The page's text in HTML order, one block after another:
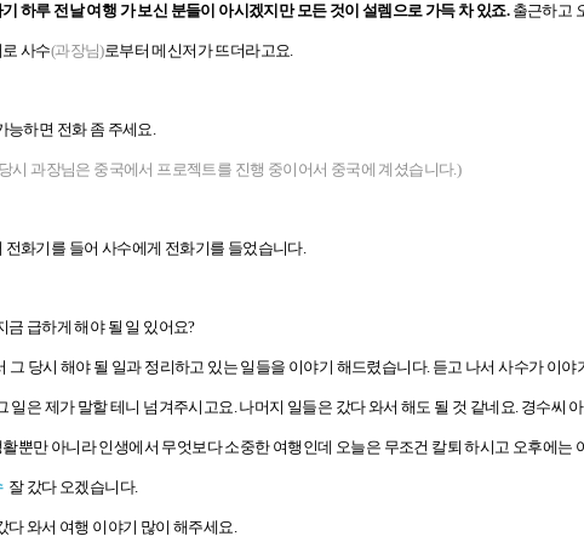
하루 전날 여행 가 보신 분들이 아시겠지만 모든 것이 설렘으로 가득 차 있죠.출근하고
사수(과장님)로부터 메신저가 뜨더라고요.
능하면 전화 좀 주세요.
시 과장님은 중국에서 프로젝트를 진행 중이어서 중국에 계셨습니다.)
전화기를 들어 사수에게 전화기를 들었습니다.
금 급하게 해야 될 일 있어요?
그 당시 해야 될 일과 정리하고 있는 일들을 이야기 해드렸습니다. 듣고 나서 사수가 이야
일은 제가 말할 테니 넘겨주시고요. 나머지 일들은 갔다 와서 해도 될 것 같네요. 경수씨
뿐만 아니라 인생에서 무엇보다 소중한 여행인데 오늘은 무조건 칼퇴 하시고 오후에는
잘 갔다 오겠습니다.
다 와서 여행 이야기 많이 해주세요.